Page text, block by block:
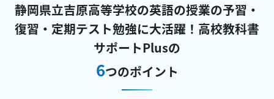
静岡県立吉原高等学校の英語の授業の予習・
復習・定期テスト勉強に大活躍！ 高校教科書
サポートPlusの
6つのポイント